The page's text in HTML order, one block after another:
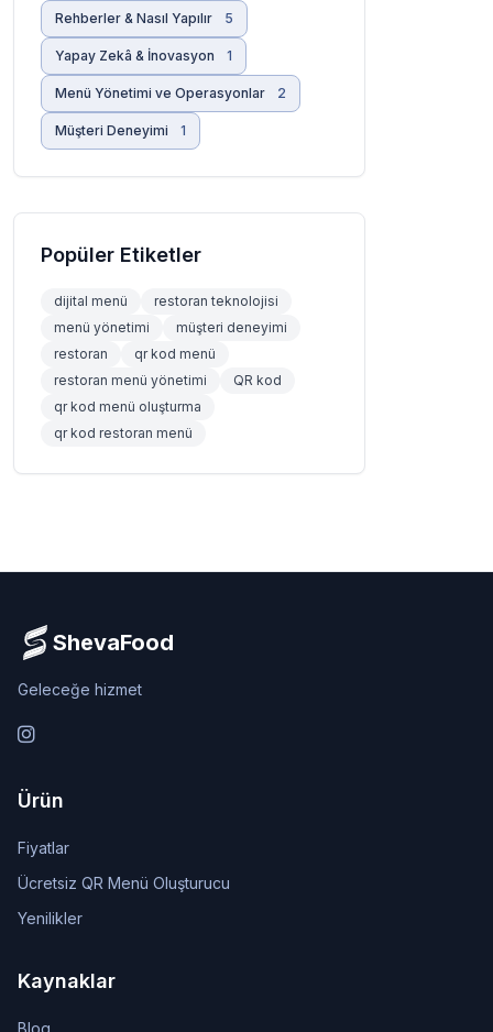
Rehberler & Nasıl Yapılır 5
Yapay Zekâ & İnovasyon 1
Menü Yönetimi ve Operasyonlar 2
Müşteri Deneyimi 1
Popüler Etiketler
dijital menü
restoran teknolojisi
menü yönetimi
müşteri deneyimi
restoran
qr kod menü
restoran menü yönetimi
QR kod
qr kod menü oluşturma
qr kod restoran menü
ShevaFood
Geleceğe hizmet
Instagram
Ürün
Fiyatlar
Ücretsiz QR Menü Oluşturucu
Yenilikler
Kaynaklar